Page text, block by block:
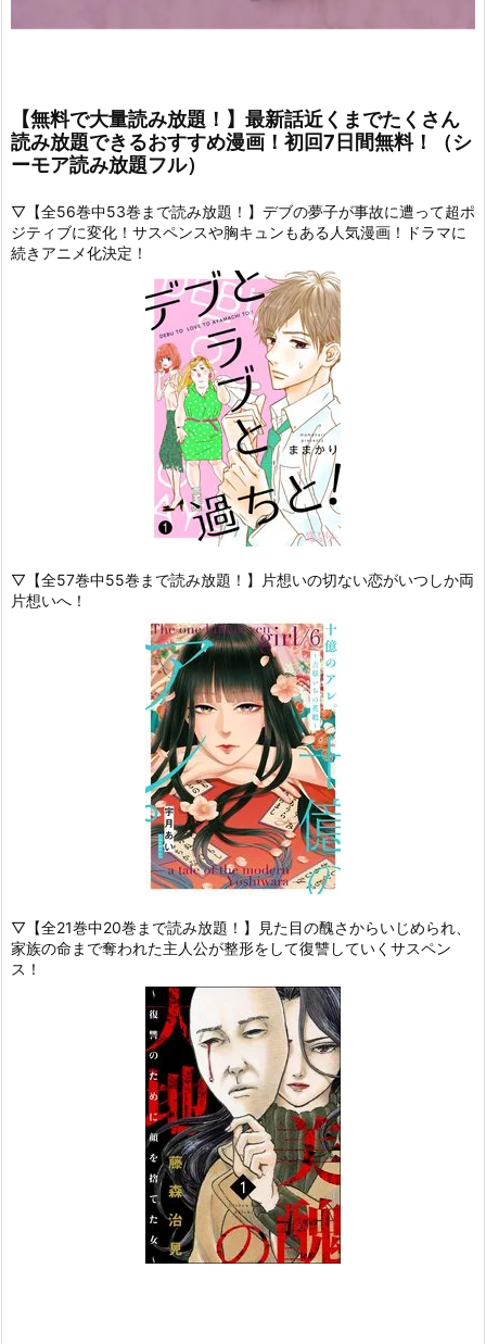
【無料で大量読み放題！】最新話近くまでたくさん
読み放題できるおすすめ漫画！初回7日間無料！（シ
ーモア読み放題フル）
▽【全56巻中53巻まで読み放題！】デブの夢子が事故に遭って超ポ
ジティブに変化！サスペンスや胸キュンもある人気漫画！ドラマに
続きアニメ化決定！
▽【全57巻中55巻まで読み放題！】片想いの切ない恋がいつしか両
片想いへ！
▽【全21巻中20巻まで読み放題！】見た目の醜さからいじめられ、
家族の命まで奪われた主人公が整形をして復讐していくサスペン
ス！